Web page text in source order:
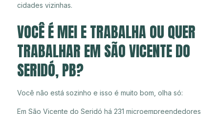
cidades vizinhas.
VOCÊ É MEI E TRABALHA OU QUER
TRABALHAR EM SÃO VICENTE DO
SERIDÓ, PB?
Você não está sozinho e isso é muito bom, olha só:
Em São Vicente do Seridó há 231 microempreendedores